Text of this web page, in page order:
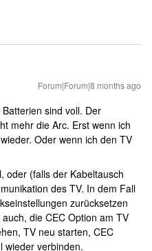
Forum|Forum|8 months ago
sind voll. Der
mehr die Arc. Erst wenn ich
Oder wenn ich den TV
oder (falls der Kabeltausch
des TV. In dem Fall
zurücksetzen
die CEC Option am TV
TV neu starten, CEC
wieder verbinden.